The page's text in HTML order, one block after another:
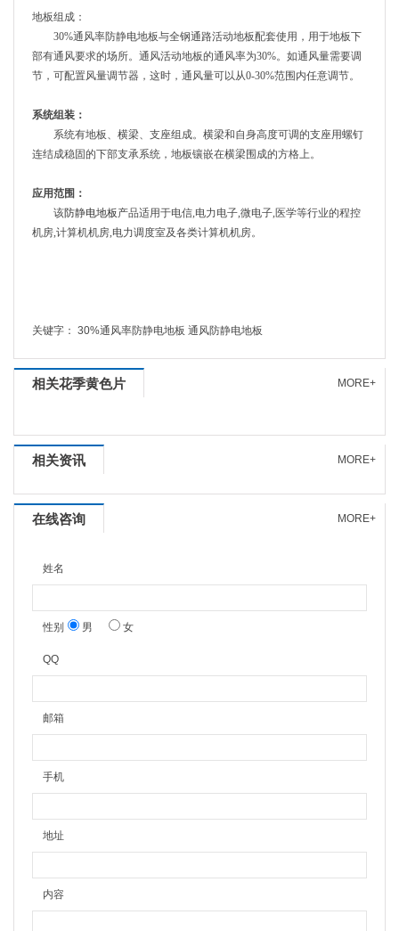
地板组成：
30%通风率防静电地板与全钢通路活动地板配套使用，用于地板下
部有通风要求的场所。通风活动地板的通风率为30%。如通风量需要调
节，可配置风量调节器，这时，通风量可以从0-30%范围内任意调节。
系统组装：
系统有地板、横梁、支座组成。横梁和自身高度可调的支座用螺钉
连结成稳固的下部支承系统，地板镶嵌在横梁围成的方格上。
应用范围：
该防静电地板产品适用于电信,电力电子,微电子,医学等行业的程控
机房,计算机机房,电力调度室及各类计算机机房。
关键字： 30%通风率防静电地板 通风防静电地板
MORE+
相关花季黄色片
MORE+
相关资讯
MORE+
在线咨询
姓名
性别 男 女
QQ
邮箱
手机
地址
内容